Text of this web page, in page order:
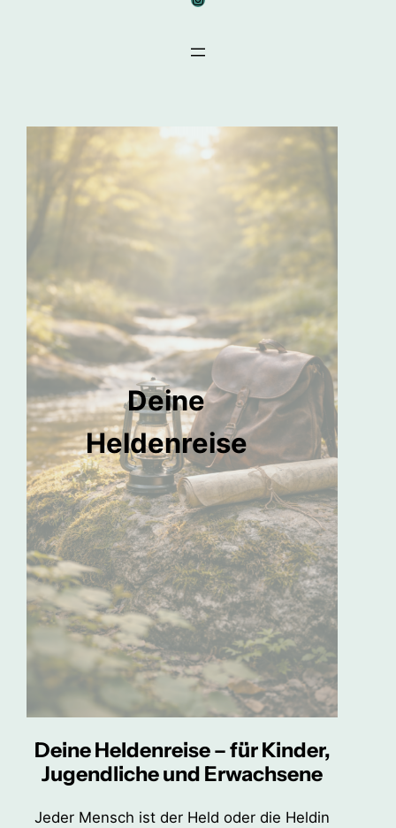
Deine
Heldenreise
Deine Heldenreise – für Kinder,
Jugendliche und Erwachsene
Jeder Mensch ist der Held oder die Heldin